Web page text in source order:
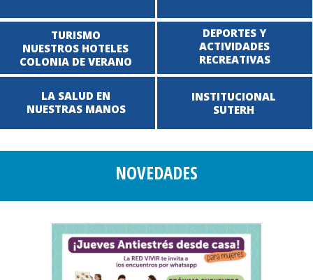
TURISMO
NUESTROS HOTELES
COLONIA DE VERANO
DEPORTES Y
ACTIVIDADES
RECREATIVAS
LA SALUD EN
NUESTRAS MANOS
INSTITUCIONAL
SUTERH
NOVEDADES